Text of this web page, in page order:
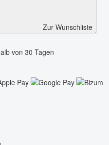
Zur Wunschliste
von 30 Tagen